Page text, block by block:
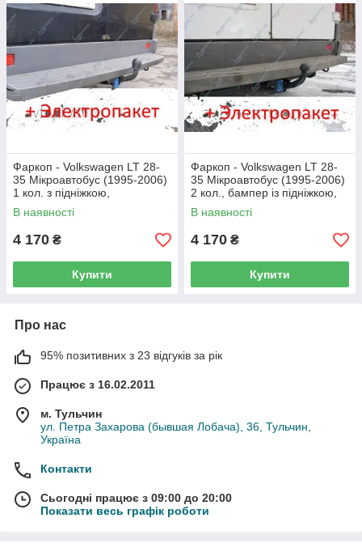
Фаркоп - Volkswagen LT 28-
35 Мікроавтобус (1995-2006)
1 кол. з підніжкою,
L=3550/4025, з'ємний на 2
болтах
В наявності
4 170 ₴
Купити
Фаркоп - Volkswagen LT 28-
35 Мікроавтобус (1995-2006)
2 кол., бампер із підніжкою,
L=3550 спарка
В наявності
4 170 ₴
Купити
Про нас
95% позитивних з 23 відгуків за рік
Працює з 16.02.2011
м. Тульчин
ул. Петра Захарова (бывшая Лобача), 36, Тульчин,
Україна
Контакти
Сьогодні працює з 09:00 до 20:00
Показати весь графік роботи